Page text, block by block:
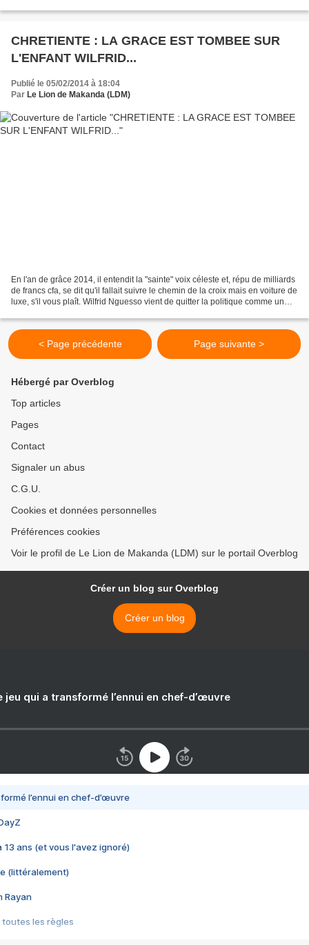
CHRETIENTE : LA GRACE EST TOMBEE SUR
L'ENFANT WILFRID...
Publié le 05/02/2014 à 18:04
Par Le Lion de Makanda (LDM)
En l'an de grâce 2014, il entendit la "sainte" voix céleste et, répu de milliards
de francs cfa, se dit qu'il fallait suivre le chemin de la croix mais en voiture de
luxe, s'il vous plaît. Wilfrid Nguesso vient de quitter la politique comme un
< Page précédente Page suivante >
Hébergé par Overblog
Top articles
Pages
Contact
Signaler un abus
C.G.U.
Cookies et données personnelles
Préférences cookies
Voir le profil de Le Lion de Makanda (LDM) sur le portail Overblog
Créer un blog sur Overblog
Créer un blog
jeu qui a transformé l’ennui en chef-d’œuvre
l’ennui en chef-d’œuvre
13 ans (et vous l'avez ignoré)
(littéralement)
Rayan
toutes les règles